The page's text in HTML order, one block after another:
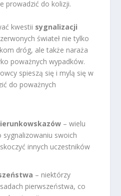
prowadzić do kolizji.
kwestii sygnalizacji
świateł nie tylko
dróg, ale także naraża
poważnych wypadków.
spieszą się i mylą się w
do poważnych
– wielu
swoich
innych uczestników
– niektórzy
pierwszeństwa, co